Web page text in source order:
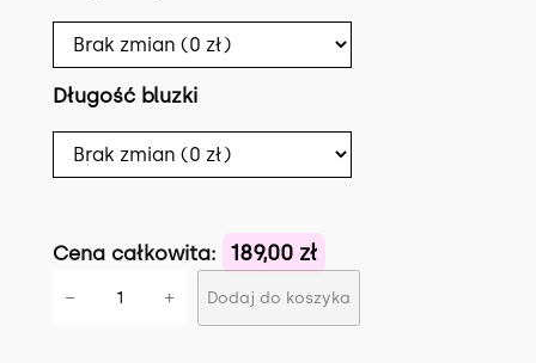
Długość bluzki
Cena całkowita: 189,00 zł
− + Dodaj do koszyka